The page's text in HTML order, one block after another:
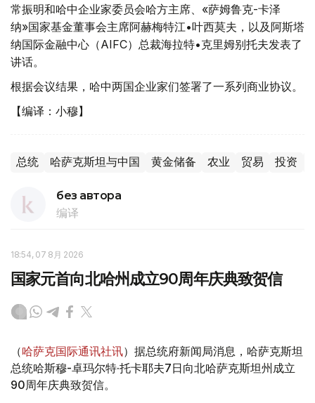
常振明和哈中企业家委员会哈方主席、«萨姆鲁克-卡泽
纳»国家基金董事会主席阿赫梅特江•叶西莫夫，以及阿斯塔
纳国际金融中心（AIFC）总裁海拉特•克里姆别托夫发表了
讲话。
根据会议结果，哈中两国企业家们签署了一系列商业协议。
【编译：小穆】
总统 哈萨克斯坦与中国 黄金储备 农业 贸易 投资
без автора
编译
18:54, 07 8月 2026
国家元首向北哈州成立90周年庆典致贺信
（哈萨克国际通讯社讯）据总统府新闻局消息，哈萨克斯坦
总统哈斯穆-卓玛尔特·托卡耶夫7日向北哈萨克斯坦州成立
90周年庆典致贺信。